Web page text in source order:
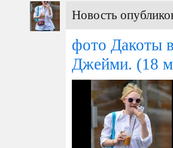
Новость
фото Дакоты
Джейми. (18